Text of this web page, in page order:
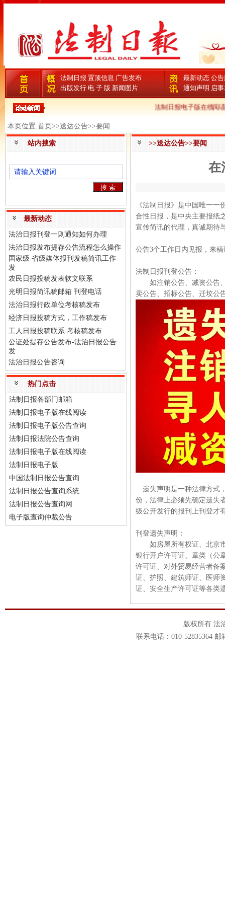
法制日报 置顶信息 广告发布
出版发行 电 子 版 新闻图片
最新动态 公
通知声明 启
法制日报电子版在线阅读
本页位置:首页>>送达公告>>要闻
站内搜索
最新动态
法治日报刊登一则通知如何办理
法治日报发布提存公告流程怎么操作
国家级 省级媒体报刊发稿简讯工作
发
农民日报投稿发表软文联系
光明日报简讯稿邮箱 刊登电话
法治日报行政单位考核稿发布
经济日报投稿方式，工作稿发布
工人日报投稿联系 考核稿发布
公证处提存公告发布-法治日报公告
发
法治日报公告咨询
热门点击
法制日报各部门邮箱
法制日报电子版在线阅读
法制日报电子版公告查询
法制日报法院公告查询
法制日报电子版在线阅读
法制日报电子版
中国法制日报公告查询
法制日报公告查询系统
法制日报公告查询网
电子版查询仲裁公告
>>送达公告>>要闻
在
《法制日报》是中国唯一
合性日报，是中央主要报纸
宣传简讯的代理，真诚期待
公告3个工作日内见报，来
法制日报刊登公告：
如注销公告、减资公告、
卖公告、招标公告、迁坟公
遗失声明是一种法律方式
份，法律上必须先确定遗失
级公开发行的报刊上刊登才
刊登遗失声明：
如房屋所有权证、北京市
银行开户许可证、章类（公
许可证、对外贸易经营者备
证、护照、建筑师证、医师
证、安全生产许可证等各类
版权所有 法
联系电话：010-52835364 邮